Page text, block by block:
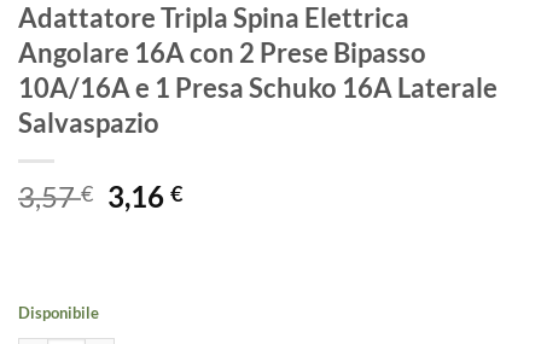
Adattatore Tripla Spina Elettrica
Angolare 16A con 2 Prese Bipasso
10A/16A e 1 Presa Schuko 16A Laterale
Salvaspazio
3,57€ Il
prezzo
3,16€Il
Disponibile